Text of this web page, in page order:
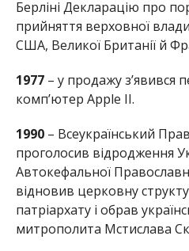
Берліні Декларацію про
прийняття верховної
США, Великої Британії й
1977– у продажу з’явився
комп’ютер Apple II.
1990– Всеукраїнський
проголосив відродження
Автокефальної
відновив церковну
патріархату і обрав
митрополита Мстислава